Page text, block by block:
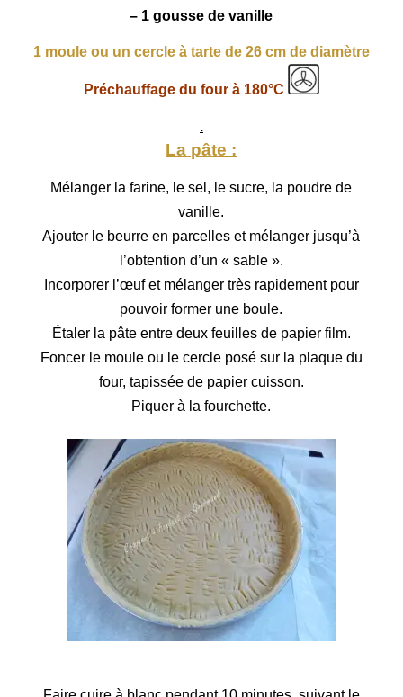
– 1 gousse de vanille
1 moule ou un cercle à tarte de 26 cm de diamètre
Préchauffage du four à 180°C
.
La pâte :
Mélanger la farine, le sel, le sucre, la poudre de
vanille.
Ajouter le beurre en parcelles et mélanger jusqu’à
l’obtention d’un « sable ».
Incorporer l’œuf et mélanger très rapidement pour
pouvoir former une boule.
Étaler la pâte entre deux feuilles de papier film.
Foncer le moule ou le cercle posé sur la plaque du
four, tapissée de papier cuisson.
Piquer à la fourchette.